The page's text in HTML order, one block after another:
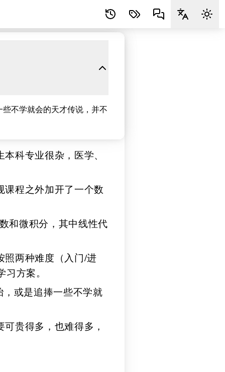
不学就会的天才传说，并不
科专业很杂，医学、
课程之外加开了一个数
和微积分，其中线性代
照两种难度（入门/进
方案。
，或是追捧一些不学就
贵得多，也难得多，